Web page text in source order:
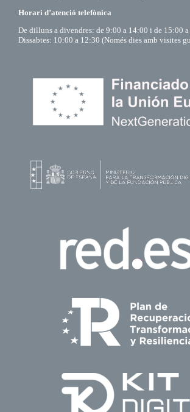
Horari d’atenció telefònica
De dilluns a divendres: de 9:00 a 14:00 i de 15:00
Dissabtes: 10:00 a 12:30 (Només dies amb visites